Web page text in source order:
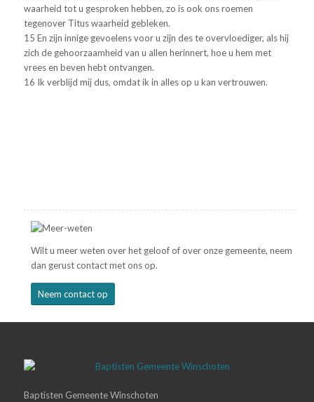
waarheid tot u gesproken hebben, zo is ook ons roemen
tegenover Titus waarheid gebleken.
15 En zijn innige gevoelens voor u zijn des te overvloediger, als hij
zich de gehoorzaamheid van u allen herinnert, hoe u hem met
vrees en beven hebt ontvangen.
16 Ik verblijd mij dus, omdat ik in alles op u kan vertrouwen.
Wilt u meer weten over het geloof of over onze gemeente, neem
dan gerust contact met ons op.
Neem contact op
Baptisten Gemeente Winschoten